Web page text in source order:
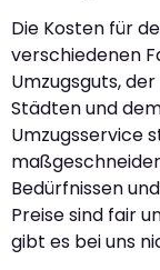
Die Kosten für
verschiedenen
Umzugsguts,
Städten und
Umzugsservice
Bedürfnissen
Preise sind fair
gibt es bei uns